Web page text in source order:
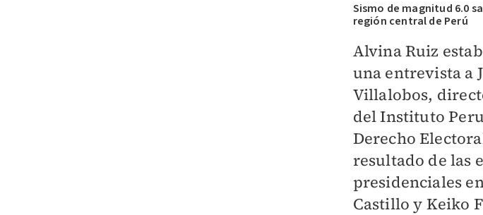
Sismo de magnitud 6.0
región central de Perú
Alvina Ruiz
una entrevista a
Villalobos,
del Instituto
Derecho
resultado de las
presidenciales
Castillo y Keiko